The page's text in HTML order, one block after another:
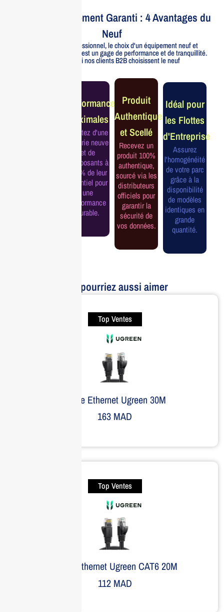
Votre Investissement Garanti : 4 Avantages du
Neuf
Pour un usage professionnel, le choix d'un équipement neuf et
officiellement distribué est un gage de performance et de tranquillité.
Voici pourquoi nos clients B2B choisissent le neuf
Performance
Maximales
Profitez d'une
batterie neuve
et de
composants à
100% de leur
potentiel pour
une
performance
durable.
Produit
Authentique
et Scellé
Recevez un
produit 100%
authentique,
sourcé via les
distributeurs
officiels pour
garantir la
sécurité de
vos données.
Idéal pour
les Flottes
d'Entreprise
Assurez
l'homogénéité
de votre parc
grâce à la
disponibilité
de modèles
identiques en
grande
quantité.
Vous pourriez aussi aimer
Top Ventes
Câble Ethernet Ugreen 30M
163 MAD
Top Ventes
Câble Ethernet Ugreen CAT6 20M
112MAD